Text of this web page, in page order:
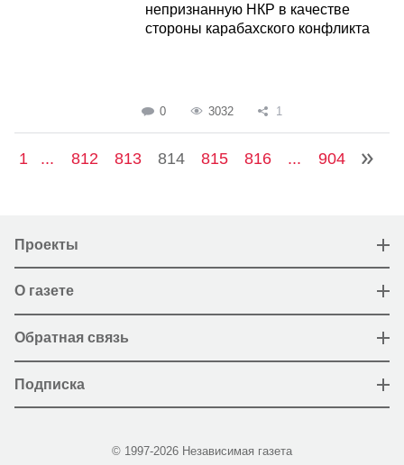
непризнанную НКР в качестве
стороны карабахского конфликта
0 3032 1
1 ... 812 813 814 815 816 ... 904
Проекты
О газете
Обратная связь
Подписка
© 1997-2026 Независимая газета